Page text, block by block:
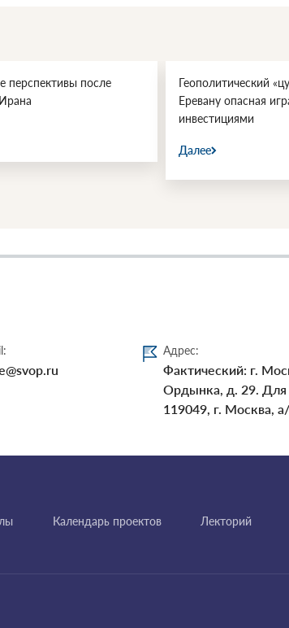
перспективы после
Геополитический
Еревану опасная
инвестициями
Далее
Адрес:
Фактический: г.
Ордынка, д. 29. Для
119049, г. Москва,
Календарь проектов Лекторий